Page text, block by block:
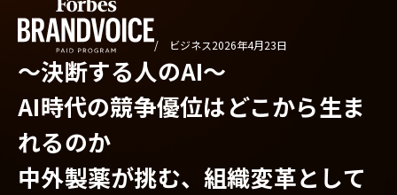
/ ビジネス2026年4月23日
〜決断する人のAI〜
AI時代の競争優位はどこから生ま
れるのか
中外製薬が挑む、組織変革として